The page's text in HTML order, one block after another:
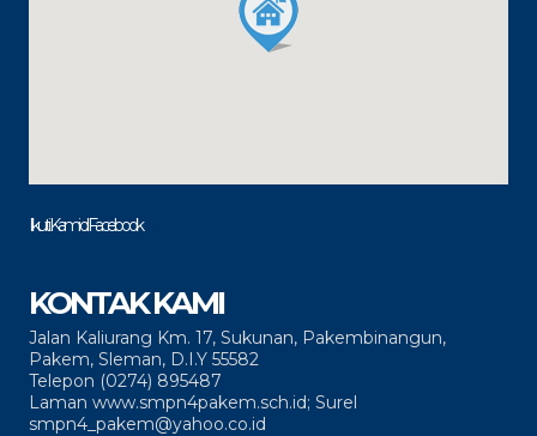
Ikuti Kami di Facebook
KONTAK KAMI
Jalan Kaliurang Km. 17, Sukunan, Pakembinangun,
Pakem, Sleman, D.I.Y 55582
Telepon (0274) 895487
Laman www.smpn4pakem.sch.id; Surel
smpn4_pakem@yahoo.co.id